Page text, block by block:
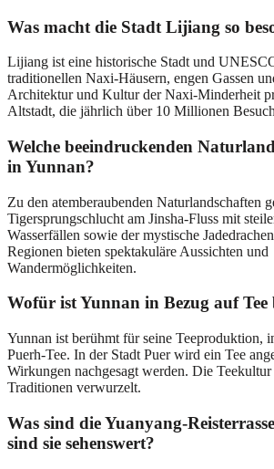
Was macht die Stadt Lijiang so
Lijiang ist eine historische Stadt und
traditionellen Naxi-Häusern, engen Gassen
Architektur und Kultur der Naxi-Minderheit
Altstadt, die jährlich über 10 Millionen
Welche beeindruckenden
in Yunnan?
Zu den atemberaubenden Naturlandschaften
Tigersprungschlucht am Jinsha-Fluss mit
Wasserfällen sowie der mystische
Regionen bieten spektakuläre Aussichten und
Wandermöglichkeiten.
Wofür ist Yunnan in Bezug auf Tee
Yunnan ist berühmt für seine Teeproduktion,
Puerh-Tee. In der Stadt Puer wird ein Tee
Wirkungen nachgesagt werden. Die
Traditionen verwurzelt.
Was sind die Yuanyang-
sind sie sehenswert?